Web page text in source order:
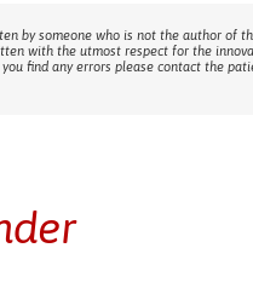
by someone who is not the author of
with the utmost respect for the
find any errors please contact the